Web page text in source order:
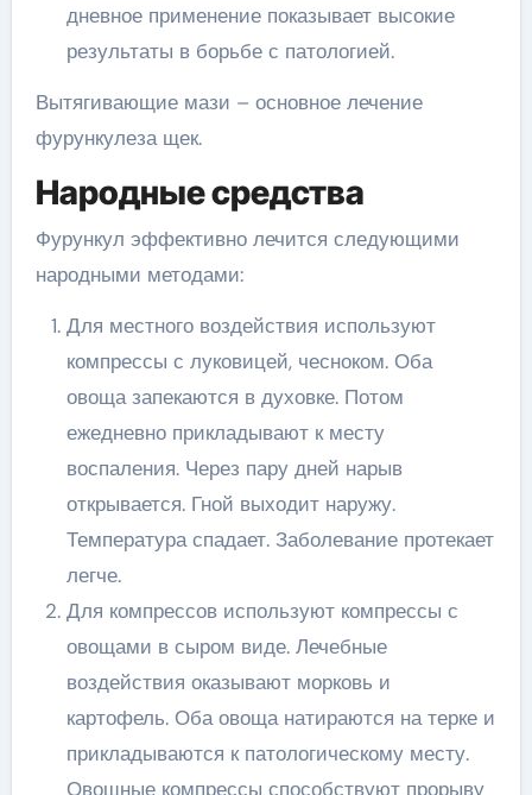
дневное применение показывает высокие
результаты в борьбе с патологией.
Вытягивающие мази – основное лечение
фурункулеза щек.
Народные средства
Фурункул эффективно лечится следующими
народными методами:
Для местного воздействия используют
компрессы с луковицей, чесноком. Оба
овоща запекаются в духовке. Потом
ежедневно прикладывают к месту
воспаления. Через пару дней нарыв
открывается. Гной выходит наружу.
Температура спадает. Заболевание протекает
легче.
Для компрессов используют компрессы с
овощами в сыром виде. Лечебные
воздействия оказывают морковь и
картофель. Оба овоща натираются на терке и
прикладываются к патологическому месту.
Овощные компрессы способствуют прорыву